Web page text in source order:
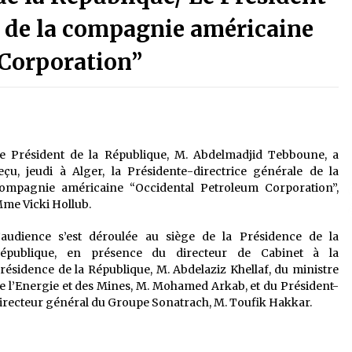
5 ans ago
contes et à quoi servent-ils?
5 ans ago
la compagnie américaine
Président de la République, M. Abdelmadjid Tebboune, a
jeudi à Alger, la Présidente-directrice générale de la
américaine “Occidental Petroleum Corporation”,
Vicki Hollub.
s’est déroulée au siège de la Présidence de la
en présence du directeur de Cabinet à la
de la République, M. Abdelaziz Khellaf, du ministre
l’Energie et des Mines, M. Mohamed Arkab, et du Président-
général du Groupe Sonatrach, M. Toufik Hakkar.